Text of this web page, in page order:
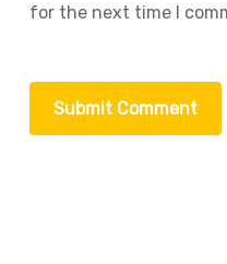
for the next time I